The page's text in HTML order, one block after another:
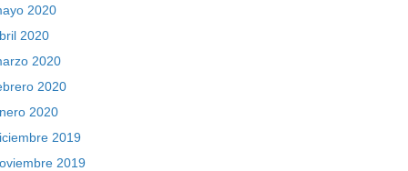
2020
2020
2020
2020
2020
2019
2019